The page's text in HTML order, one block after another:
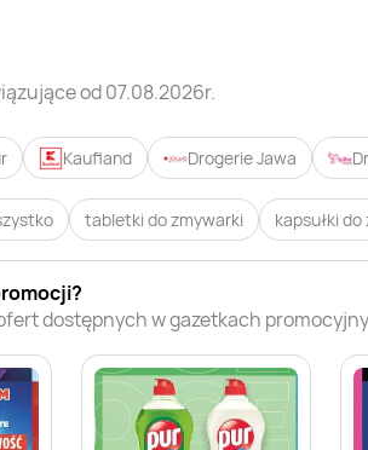
od 07.08.2026r.
Kaufland Drogerie Jawa
tabletki do zmywarki kapsułki
dostępnych w gazetkach